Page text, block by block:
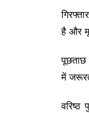
है और
पूछताछ
में